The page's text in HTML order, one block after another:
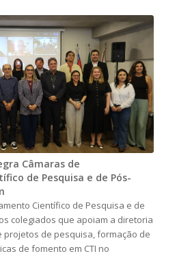
Câmaras de
de Pesquisa e de Pós-
Científico de Pesquisa e de
colegiados que apoiam a diretoria
projetos de pesquisa, formação de
de fomento em CTI no